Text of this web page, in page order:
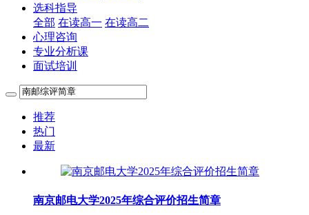
选科指导
全部 在读高一 在读高二
心理咨询
专业分析课
面试培训
推荐
热门
最新
南京邮电大学2025年综合评价招生简章